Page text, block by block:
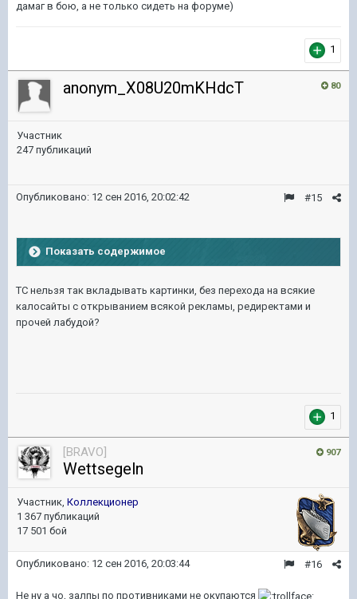
дамаг в бою, а не только сидеть на форуме)
1
80
anonym_X08U20mKHdcT
Участник
247 публикаций
#15
Опубликовано: 12 сен 2016, 20:02:42
Показать содержимое
ТС нельзя так вкладывать картинки, без перехода на всякие
калосайты с открыванием всякой рекламы, редиректами и
прочей лабудой?
1
907
[BRAVO]
Wettsegeln
Участник, Коллекционер
1 367 публикаций
17 501 бой
#16
Опубликовано: 12 сен 2016, 20:03:44
Не ну а чо, залпы по противниками не окупаются